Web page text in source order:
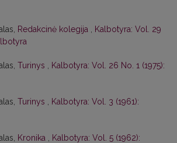
Redakcinė kolegija
Kalbotyra: Vol. 29
Turinys
Kalbotyra: Vol. 26 No. 1 (1975):
Turinys
Kalbotyra: Vol. 3 (1961):
Kronika
Kalbotyra: Vol. 5 (1962):